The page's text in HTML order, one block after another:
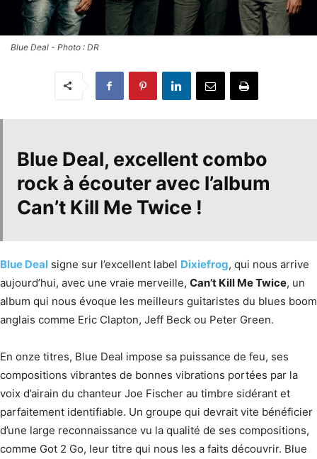
Blue Deal - Photo : DR
Blue Deal, excellent combo
rock à écouter avec l’album
Can’t Kill Me Twice !
Blue Deal signe sur l’excellent label Dixiefrog, qui nous arrive
aujourd’hui, avec une vraie merveille, Can’t Kill Me Twice, un
album qui nous évoque les meilleurs guitaristes du blues boom
anglais comme Eric Clapton, Jeff Beck ou Peter Green.
En onze titres, Blue Deal impose sa puissance de feu, ses
compositions vibrantes de bonnes vibrations portées par la
voix d’airain du chanteur Joe Fischer au timbre sidérant et
parfaitement identifiable. Un groupe qui devrait vite bénéficier
d’une large reconnaissance vu la qualité de ses compositions,
comme Got 2 Go, leur titre qui nous les a faits découvrir. Blue